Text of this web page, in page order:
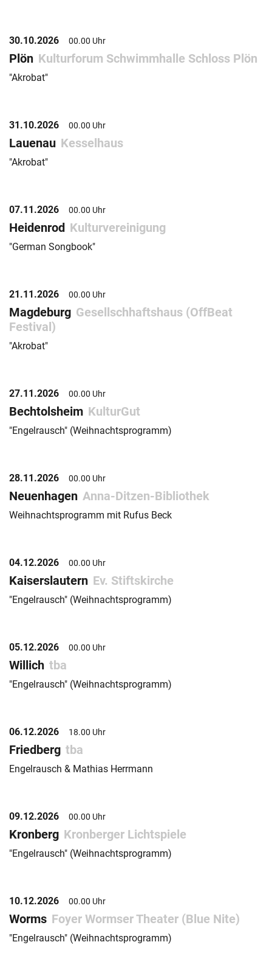
30.10.2026 00.00 Uhr
Plön Kulturforum Schwimmhalle Schloss Plön
"Akrobat"
31.10.2026 00.00 Uhr
Lauenau Kesselhaus
"Akrobat"
07.11.2026 00.00 Uhr
Heidenrod Kulturvereinigung
"German Songbook"
21.11.2026 00.00 Uhr
Magdeburg Gesellschhaftshaus (OffBeat
Festival)
"Akrobat"
27.11.2026 00.00 Uhr
Bechtolsheim KulturGut
"Engelrausch" (Weihnachtsprogramm)
28.11.2026 00.00 Uhr
Neuenhagen Anna-Ditzen-Bibliothek
Weihnachtsprogramm mit Rufus Beck
04.12.2026 00.00 Uhr
Kaiserslautern Ev. Stiftskirche
"Engelrausch" (Weihnachtsprogramm)
05.12.2026 00.00 Uhr
Willich tba
"Engelrausch" (Weihnachtsprogramm)
06.12.2026 18.00 Uhr
Friedberg tba
Engelrausch & Mathias Herrmann
09.12.2026 00.00 Uhr
Kronberg Kronberger Lichtspiele
"Engelrausch" (Weihnachtsprogramm)
10.12.2026 00.00 Uhr
Worms Foyer Wormser Theater (Blue Nite)
"Engelrausch" (Weihnachtsprogramm)